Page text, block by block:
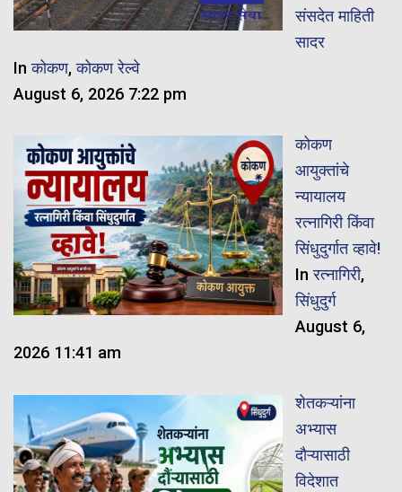
संसदेत माहिती
सादर
Inकोकण,कोकण रेल्वे
August 6, 2026 7:22 pm
कोकण
आयुक्तांचे
न्यायालय
रत्नागिरी किंवा
सिंधुदुर्गात व्हावे!
Inरत्नागिरी,
सिंधुदुर्ग
August 6,
2026 11:41 am
शेतकऱ्यांना
अभ्यास
दौऱ्यासाठी
विदेशात